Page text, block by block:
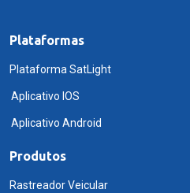
Plataformas
Plataforma SatLight
Aplicativo IOS
Aplicativo Android
Produtos
Rastreador Veicular